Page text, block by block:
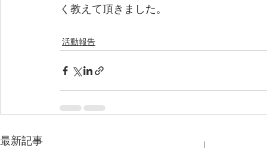
く教えて頂きました。
活動報告
最新記事